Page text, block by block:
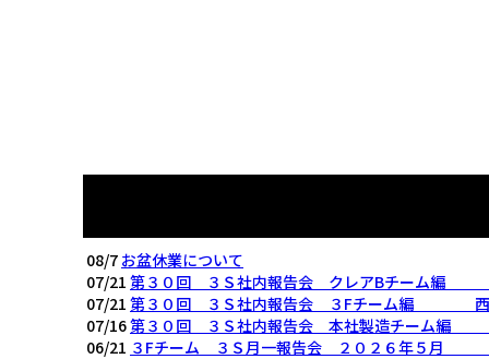
08/7 お盆休業について
07/21 第３０回 ３Ｓ社内報告会 クレアBチーム編
07/21 第３０回 ３Ｓ社内報告会 ３Fチーム編 西研
07/16第３０回 ３Ｓ社内報告会 本社製造チーム編
06/21 ３Fチーム ３Ｓ月一報告会 ２０２６年５月